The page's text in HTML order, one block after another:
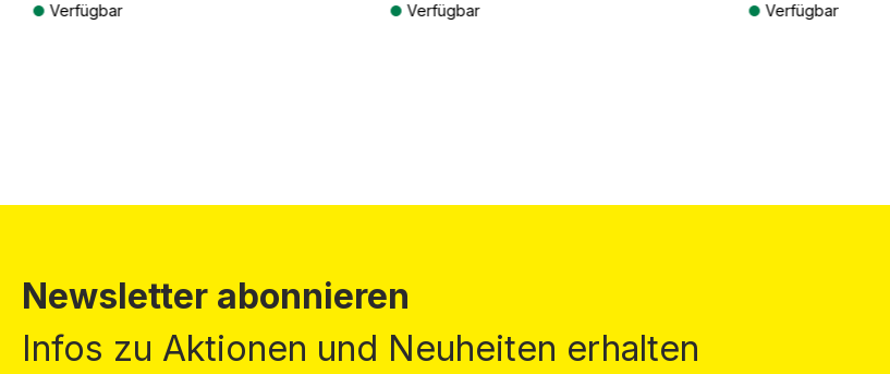
Verfügbar Verfügbar Verfügbar
Newsletter abonnieren
Infos zu Aktionen und Neuheiten erhalten